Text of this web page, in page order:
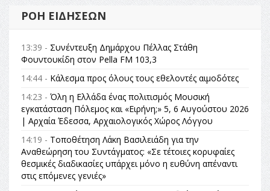
ΡΟΉ ΕΙΔΉΣΕΩΝ
13:39 - Συνέντευξη Δημάρχου Πέλλας Στάθη
Φουντουκίδη στον Pella FM 103,3
14:44 - Κάλεσμα προς όλους τους εθελοντές αιμοδότες
14:23 - Όλη η Ελλάδα ένας πολιτισμός Μουσική
εγκατάσταση Πόλεμος και «Ειρήνη;» 5, 6 Αυγούστου 2026
| Αρχαία Έδεσσα, Αρχαιολογικός Χώρος Λόγγου
14:19 - Τοποθέτηση Λάκη Βασιλειάδη για την
Αναθεώρηση του Συντάγματος: «Σε τέτοιες κορυφαίες
θεσμικές διαδικασίες υπάρχει μόνο η ευθύνη απέναντι
στις επόμενες γενιές»